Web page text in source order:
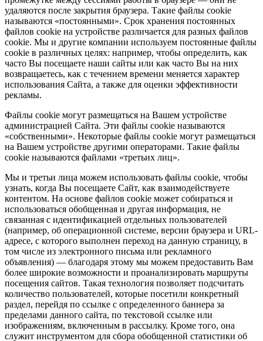
удаляются после закрытия браузера. Такие файлы cookie
называются «постоянными». Срок хранения постоянных
файлов cookie на устройстве различается для разных файлов
cookie. Мы и другие компании используем постоянные файлы
cookie в различных целях: например, чтобы определить, как
часто Вы посещаете наши сайты или как часто Вы на них
возвращаетесь, как с течением времени меняется характер
использования Сайта, а также для оценки эффективности
рекламы.
Файлы cookie могут размещаться на Вашем устройстве
администрацией Сайта. Эти файлы cookie называются
«собственными». Некоторые файлы cookie могут размещаться
на Вашем устройстве другими операторами. Такие файлы
cookie называются файлами «третьих лиц».
Мы и третьи лица можем использовать файлы cookie, чтобы
узнать, когда Вы посещаете Сайт, как взаимодействуете
контентом. На основе файлов cookie может собираться и
использоваться обобщенная и другая информация, не
связанная с идентификацией отдельных пользователей
(например, об операционной системе, версии браузера и URL-
адресе, с которого выполнен переход на данную страницу, в
том числе из электронного письма или рекламного
объявления) — благодаря этому мы можем предоставить Вам
более широкие возможности и проанализировать маршруты
посещения сайтов. Такая технология позволяет подсчитать
количество пользователей, которые посетили конкретный
раздел, перейдя по ссылке с определенного баннера за
пределами данного сайта, по текстовой ссылке или
изображениям, включенным в рассылку. Кроме того, она
служит инструментом для сбора обобщенной статистики об